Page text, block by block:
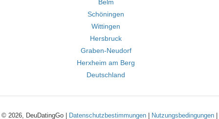
Belm
Schöningen
Wittingen
Hersbruck
Graben-Neudorf
Herxheim am Berg
Deutschland
© 2026, DeuDatingGo | Datenschutzbestimmungen Nutzungsbedingungen